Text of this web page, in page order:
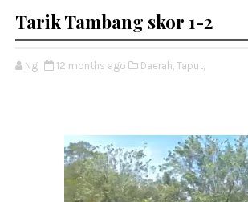
Tarik Tambang skor 1-2
Ng 12 months ago Daerah, Taput,